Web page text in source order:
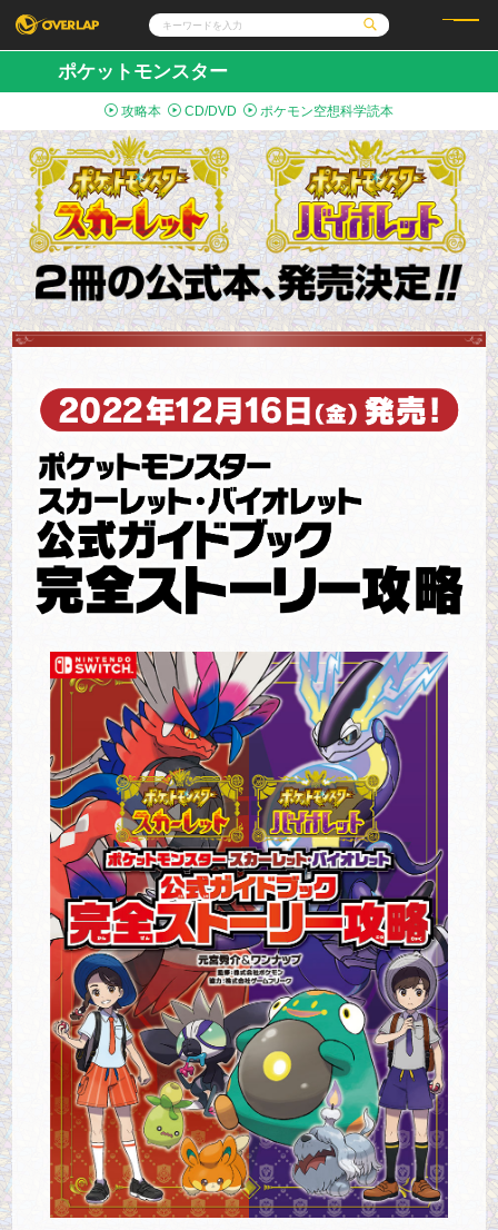
コミック
コミックガルド
LiQulle
ラブパルフェ
ライトノベル
文庫
ノベルスf
ロサージュノベルス
その他
コミックエッセイ
ポケットモンスター
アニメ
ゲーム
通販・NEWS
OVERLAP STORE
オーバーラップ広報室
企業
会社概要
採用情報
アクセス
オーバーラップホールディングス
お問い合わせはこちら
オーバーラップ文庫
オーバーラップノベルス
ロサージュノベルス
コミックガルド
コミッククリエ
リキューレ
コミックパルフェ
コミックエッセイ
閉じる
ポケットモンスター
攻略本 CD/DVD ポケモン空想科学読本